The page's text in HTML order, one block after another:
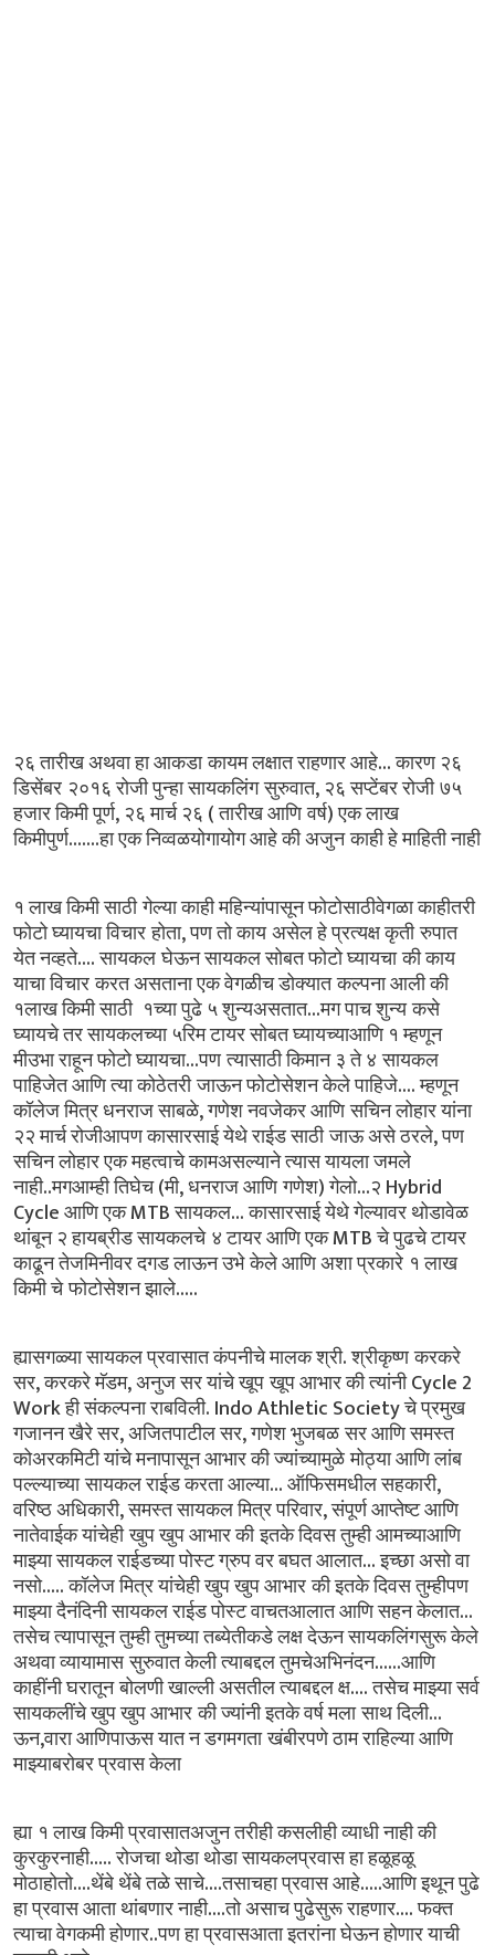
२६ तारीख अथवा हा आकडा कायम लक्षात राहणार आहे...कारण २६
डिसेंबर २०१६ रोजी पुन्हा सायकलिंग सुरुवात, २६ सप्टेंबर रोजी ७५
हजार किमी पूर्ण, २६ मार्च २६ (तारीख आणि वर्ष)एक लाख
किमीपुर्ण.......हा एक निव्वळयोगायोग आहे की अजुन काही हे माहिती नाही
१ लाख किमी साठी गेल्या काही महिन्यांपासून फोटोसाठीवेगळा काहीतरी
फोटो घ्यायचा विचार होता,पण तो काय असेल हे प्रत्यक्ष कृती रुपात
येत नव्हते....सायकल घेऊन सायकल सोबत फोटो घ्यायचा की काय
याचा विचार करत असताना एक वेगळीच डोक्यात कल्पना आली की
१लाख किमी साठी १च्या पुढे ५ शुन्यअसतात...मग पाच शुन्य कसे
घ्यायचे तर सायकलच्या ५रिम टायर सोबत घ्यायच्याआणि १ म्हणून
मीउभा राहून फोटो घ्यायचा...पण त्यासाठी किमान ३ ते ४ सायकल
पाहिजेत आणि त्या कोठेतरी जाऊन फोटोसेशन केले पाहिजे....म्हणून
कॉलेज मित्र धनराज साबळे,गणेश नवजेकर आणि सचिन लोहार यांना
२२ मार्च रोजीआपण कासारसाई येथे राईड साठी जाऊ असे ठरले,पण
सचिन लोहार एक महत्वाचे कामअसल्याने त्यास यायला जमले
नाही..मगआम्ही तिघेच(मी, धनराज आणि गणेश)गेलो...२ Hybrid
Cycle आणि एकMTBसायकल...कासारसाई येथे गेल्यावर थोडावेळ
थांबून २ हायब्रीड सायकलचे ४ टायर आणि एकMTBचे पुढचे टायर
काढून तेजमिनीवर दगड लाऊन उभे केले आणि अशा प्रकारे १ लाख
किमी चे फोटोसेशन झाले.....
ह्यासगळ्या सायकल प्रवासात कंपनीचे मालक श्री.श्रीकृष्ण करकरे
सर,करकरे मॅडम, अनुज सर यांचे खूप खूप आभार की त्यांनीCycle 2
Workही संकल्पना राबविली. Indo Athletic Societyचे प्रमुख
गजानन खैरे सर, अजितपाटील सर,गणेश भुजबळ सर आणि समस्त
कोअरकमिटी यांचे मनापासून आभार की ज्यांच्यामुळे मोठ्या आणि लांब
पल्ल्याच्या सायकल राईड करता आल्या... ऑफिसमधील सहकारी,
वरिष्ठ अधिकारी,समस्त सायकल मित्र परिवार,संपूर्ण आप्तेष्ट आणि
नातेवाईक यांचेही खुप खुप आभार की इतके दिवस तुम्ही आमच्याआणि
माझ्या सायकल राईडच्या पोस्ट ग्रुप वर बघत आलात...इच्छा असो वा
नसो.....कॉलेज मित्र यांचेही खुप खुप आभार की इतके दिवस तुम्हीपण
माझ्या दैनंदिनी सायकल राईड पोस्ट वाचतआलात आणि सहन केलात...
तसेच त्यापासून तुम्ही तुमच्या तब्येतीकडे लक्ष देऊन सायकलिंगसुरू केले
अथवा व्यायामास सुरुवात केली त्याबद्दल तुमचेअभिनंदन......आणि
काहींनी घरातून बोलणी खाल्ली असतील त्याबद्दल क्ष....तसेच माझ्या सर्व
सायकलींचे खुप खुप आभार की ज्यांनी इतके वर्ष मला साथ दिली...
ऊन,वारा आणिपाऊस यात न डगमगता खंबीरपणे ठाम राहिल्या आणि
माझ्याबरोबर प्रवास केला
ह्या १ लाख किमी प्रवासातअजुन तरीही कसलीही व्याधी नाही की
कुरकुरनाही.....रोजचा थोडा थोडा सायकलप्रवास हा हळूहळू
मोठाहोतो....थेंबे थेंबे तळे साचे....तसाचहा प्रवास आहे.....आणि इथून पुढे
हा प्रवास आता थांबणार नाही....तो असाच पुढेसुरू राहणार....फक्त
त्याचा वेगकमी होणार..पण हा प्रवासआता इतरांना घेऊन होणार याची